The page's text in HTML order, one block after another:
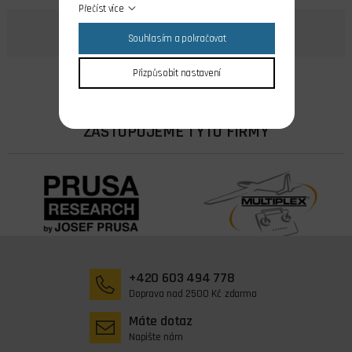
ZASTUPUJEME TYTO FIRMY
+420 603 494 778
Doprava nad 2500 Kč zdarma
Máte dotaz
Napište nám
Přečíst více
Souhlasím a pokračovat
Přizpůsobit nastavení